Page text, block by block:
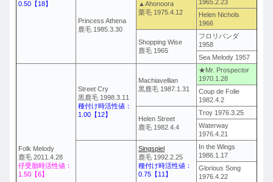
0.50【18】
Princess Athena
鹿毛 1985.3.30
▲Ahonoora
栗毛 1975.4.12
1965.2.23
Helen Nichols
1966
Shopping Wise
鹿毛 1965
フロリバンダ
1958
Sea Melody 1957
Folk Melody
鹿毛 2011.4.28
仔受胎時活性値：
1.50【6】
Street Cry
黒鹿毛 1998.3.11
種付け時活性値：
1.00【12】
Machiavellian
黒鹿毛 1987.1.31
★Mr. Prospector
1970.1.28
Coup de Folie
1982.4.2
Helen Street
鹿毛 1982.4.4
Troy 1976.3.25
Waterway
1976.4.21
Singspiel
鹿毛 1992.2.25
種付け時活性値：
0.75【11】
In the Wings
1986.1.17
Glorious Song
1976.4.22